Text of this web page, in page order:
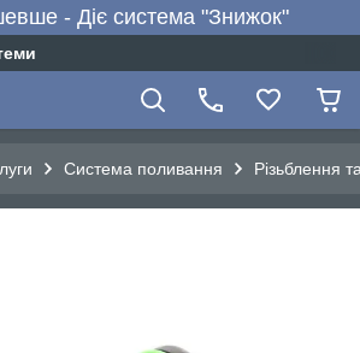
- Діє система "Знижок"
Система поливання Різьблення